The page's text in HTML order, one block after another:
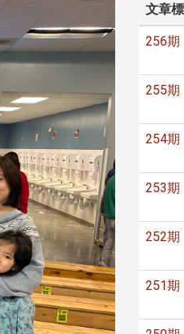
文章
256期
255期
254期
253期
252期
251期